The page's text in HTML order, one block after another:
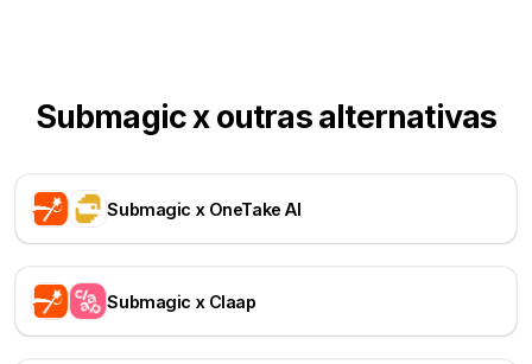
Submagic x outras alternativas
Submagic x OneTake AI
Submagic x Claap